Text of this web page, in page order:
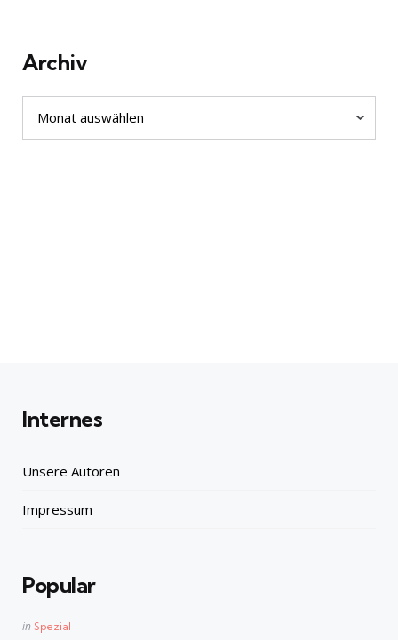
Archiv
Archiv
Internes
Unsere Autoren
Impressum
Popular
Posted
in Spezial